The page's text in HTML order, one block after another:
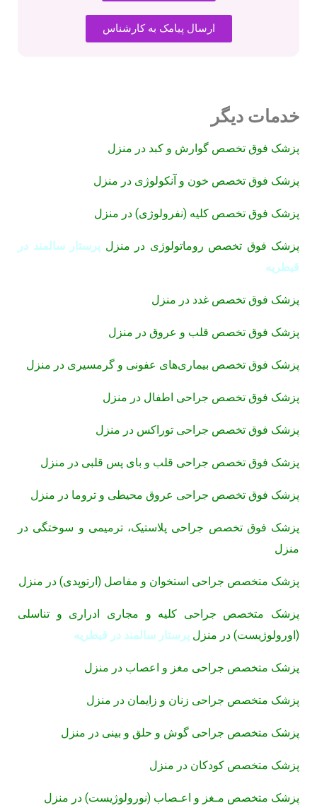
ارسال پیامک به کارشناس
خدمات دیگر
پزشک فوق تخصص گوارش و کبد در منزل
پزشک فوق تخصص خون و آنکولوژی در منزل
پزشک فوق تخصص کلیه (نفرولوژی) در منزل
پزشک فوق تخصص روماتولوژی در منزل پرستار سالمند در
قیطریه
پزشک فوق تخصص غدد در منزل
پزشک فوق تخصص قلب و عروق در منزل
پزشک فوق تخصص بیماری‌های عفونی و گرمسیری در منزل
پزشک فوق تخصص جراحی اطفال در منزل
پزشک فوق تخصص جراحی توراکس در منزل
پزشک فوق تخصص جراحی قلب و بای پس قلبی در منزل
پزشک فوق تخصص جراحی عروق محیطی و تروما در منزل
پزشک فوق تخصص جراحی پلاستیک، ترمیمی و سوختگی در
منزل
پزشک متخصص جراحی استخوان و مفاصل (ارتوپدی) در منزل
پزشک متخصص جراحی کلیه و مجاری ادراری و تناسلی
(اورولوژیست) در منزل پرستار سالمند در قیطریه
پزشک متخصص جراحی مغز و اعصاب در منزل
پزشک متخصص جراحی زنان و زایمان در منزل
پزشک متخصص جراحی گوش و حلق و بینی در منزل
پزشک متخصص کودکان در منزل
پزشک متخصص مـغز و اعـصاب (نورولوژیست) در منزل